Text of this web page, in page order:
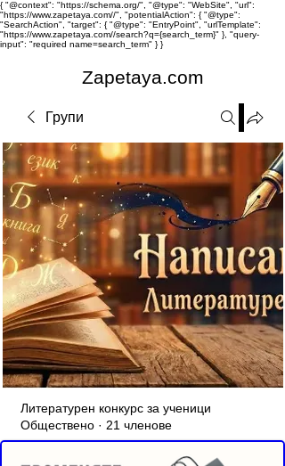
{ "@context": "https://schema.org/", "@type": "WebSite", "url":
"https://www.zapetaya.com//", "potentialAction": { "@type":
"SearchAction", "target": { "@type": "EntryPoint", "urlTemplate":
"https://www.zapetaya.com//search?q={search_term}" }, "query-
input": "required name=search_term" } }
Zapetaya.com
Групи
Литературен конкурс за ученици
Обществено · 21 членове
Реклама от Bonivade.com